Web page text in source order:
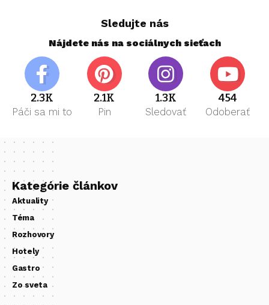
Sledujte nás
Nájdete nás na sociálnych sieťach
2.3K
Páči sa mi to
2.1K
Pin
1.3K
Sledovať
454
Odoberať
Kategórie článkov
Aktuality
Téma
Rozhovory
Hotely
Gastro
Zo sveta